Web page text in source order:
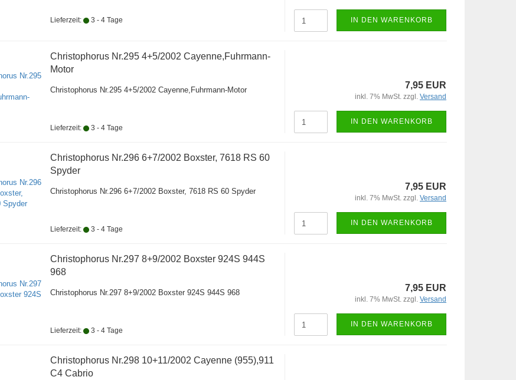
Lieferzeit: 3 - 4 Tage IN DEN WARENKORB
Christophorus Nr.295 4+5/2002 Cayenne,Fuhrmann-
Motor
Christophorus Nr.295 4+5/2002 Cayenne,Fuhrmann-Motor
Lieferzeit: 3 - 4 Tage
7,95 EUR
inkl. 7% MwSt. zzgl. Versand
IN DEN WARENKORB
Christophorus Nr.296 6+7/2002 Boxster, 7618 RS 60
Spyder
Christophorus Nr.296 6+7/2002 Boxster, 7618 RS 60 Spyder
Lieferzeit: 3 - 4 Tage
7,95 EUR
inkl. 7% MwSt. zzgl. Versand
IN DEN WARENKORB
Christophorus Nr.297 8+9/2002 Boxster 924S 944S
968
Christophorus Nr.297 8+9/2002 Boxster 924S 944S 968
Lieferzeit: 3 - 4 Tage
7,95 EUR
inkl. 7% MwSt. zzgl. Versand
IN DEN WARENKORB
Christophorus Nr.298 10+11/2002 Cayenne (955),911
C4 Cabrio